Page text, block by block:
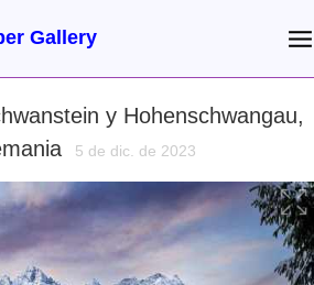
Gallery
y Hohenschwangau,
5 de dic. de 2023